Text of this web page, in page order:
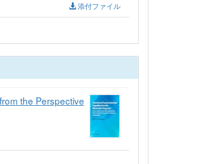
添付ファイル
the Perspective